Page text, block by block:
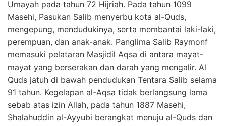
Umayah pada tahun 72 Hijriah. Pada tahun 1099
Masehi, Pasukan Salib menyerbu kota al-Quds,
mengepung, mendudukinya, serta membantai laki-laki,
perempuan, dan anak-anak. Panglima Salib Raymonf
memasuki pelataran Masjidil Aqsa di antara mayat-
mayat yang berserakan dan darah yang mengalir. Al
Quds jatuh di bawah pendudukan Tentara Salib selama
91 tahun. Kegelapan al-Aqsa tidak berlangsung lama
sebab atas izin Allah, pada tahun 1887 Masehi,
Shalahuddin al-Ayyubi berangkat menuju al-Quds dan